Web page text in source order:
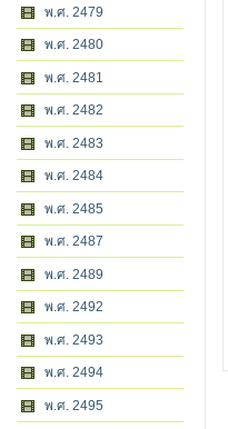
พ.ศ. 2479
พ.ศ. 2480
พ.ศ. 2481
พ.ศ. 2482
พ.ศ. 2483
พ.ศ. 2484
พ.ศ. 2485
พ.ศ. 2487
พ.ศ. 2489
พ.ศ. 2492
พ.ศ. 2493
พ.ศ. 2494
พ.ศ. 2495